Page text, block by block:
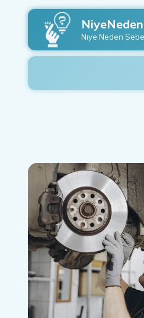
Niye Neden